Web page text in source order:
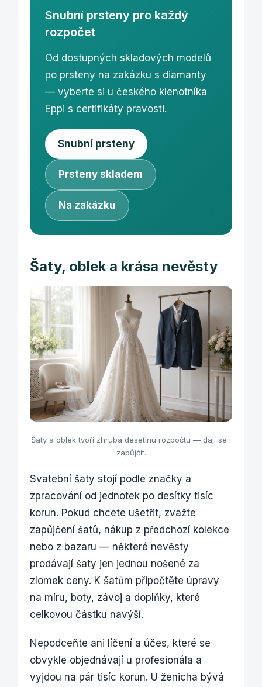
Snubní prsteny pro každý
rozpočet
Od dostupných skladových modelů
po prsteny na zakázku s diamanty
— vyberte si u českého klenotníka
Eppi s certifikáty pravosti.
Snubní prsteny
Prsteny skladem
Na zakázku
Šaty, oblek a krása nevěsty
Šaty a oblek tvoří zhruba desetinu rozpočtu — dají se i
zapůjčit.
Svatební šaty stojí podle značky a
zpracování od jednotek po desítky tisíc
korun. Pokud chcete ušetřit, zvažte
zapůjčení šatů, nákup z předchozí kolekce
nebo z bazaru — některé nevěsty
prodávají šaty jen jednou nošené za
zlomek ceny. K šatům připočtěte úpravy
na míru, boty, závoj a doplňky, které
celkovou částku navýší.
Nepodceňte ani líčení a účes, které se
obvykle objednávají u profesionála a
vyjdou na pár tisíc korun. U ženicha bývá